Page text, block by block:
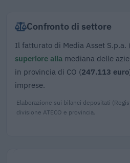
Confronto di settore
Il fatturato di Media Asset S.p.a.
superiore alla mediana delle
in provincia di CO (247.113 euro
imprese.
Elaborazione sui bilanci depositati
divisione ATECO e provincia.